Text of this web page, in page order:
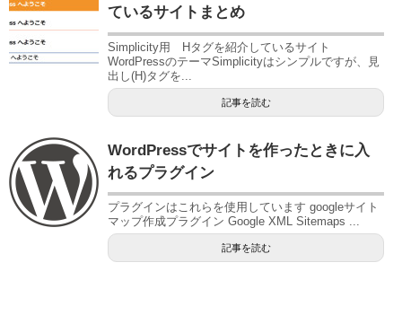
ているサイトまとめ
Simplicity用 Hタグを紹介しているサイト
WordPressのテーマSimplicityはシンプルですが、見
出し(H)タグを...
記事を読む
WordPressでサイトを作ったときに入
れるプラグイン
プラグインはこれらを使用しています googleサイト
マップ作成プラグイン Google XML Sitemaps ...
記事を読む